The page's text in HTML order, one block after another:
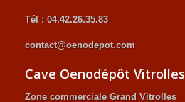
Tél : 04.42.26.35.83
contact@oenodepot.com
Cave Oenodépôt Vitrolles
Zone commerciale Grand Vitrolles